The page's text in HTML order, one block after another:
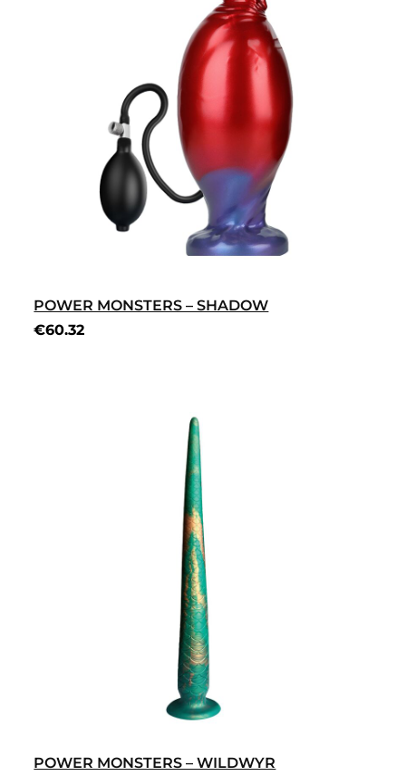
POWER MONSTERS – SHADOW
€60.32
POWER MONSTERS – WILDWYR